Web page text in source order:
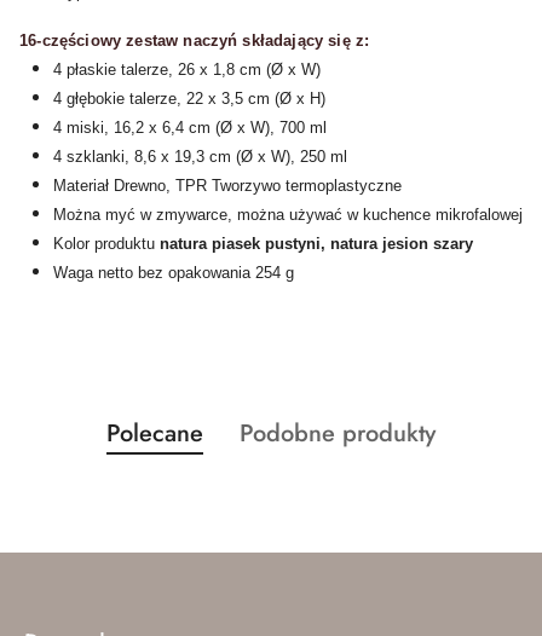
16-częściowy zestaw naczyń składający się z:
4 płaskie talerze, 26 x 1,8 cm (Ø x W)
4 głębokie talerze, 22 x 3,5 cm (Ø x H)
4 miski, 16,2 x 6,4 cm (Ø x W), 700 ml
4 szklanki, 8,6 x 19,3 cm (Ø x W), 250 ml
Materiał Drewno, TPR Tworzywo termoplastyczne
Można myć w zmywarce, można używać w kuchence mikrofalowej
Kolor produktu natura piasek pustyni, natura jesion szary
Waga netto bez opakowania 254 g
Pomiń karuzelę produktów
Produkty
o
Polecane
Produkty
Podobne produkty